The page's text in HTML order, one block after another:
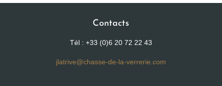
Contacts
Tél : +33 (0)6 20 72 22 43
jlatrive@chasse-de-la-verrerie.com